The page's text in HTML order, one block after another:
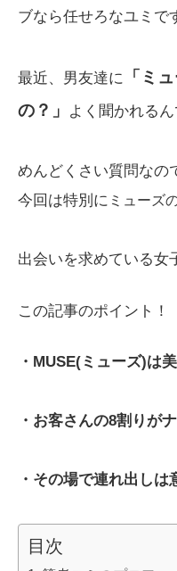
ブなら任せろなユミで
最近、男友達に
「ミ
の？」
よく聞かれるん
めんどくさい質問なの
今回は特別に ミューズ
出会いを求めている女
この記事のポイント！
・MUSE(ミューズ)は
・お客さんの8割りが
・その場で連れ出しは
目次